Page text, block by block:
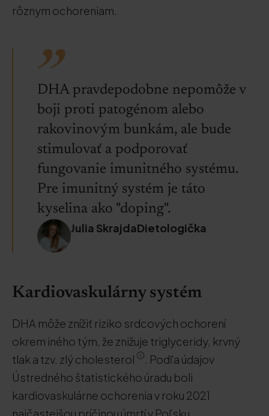
rôznym ochoreniam.
DHA pravdepodobne nepomôže v
boji proti patogénom alebo
rakovinovým bunkám, ale bude
stimulovať a podporovať
fungovanie imunitného systému.
Pre imunitný systém je táto
kyselina ako "doping".
Julia SkrajdaDietologička
Kardiovaskulárny systém
DHA môže znížiť riziko srdcových ochorení
okrem iného tým, že znižuje triglyceridy, krvný
tlak a tzv. zlý cholesterol
. Podľa údajov
Ústredného štatistického úradu boli
kardiovaskulárne ochorenia v roku 2021